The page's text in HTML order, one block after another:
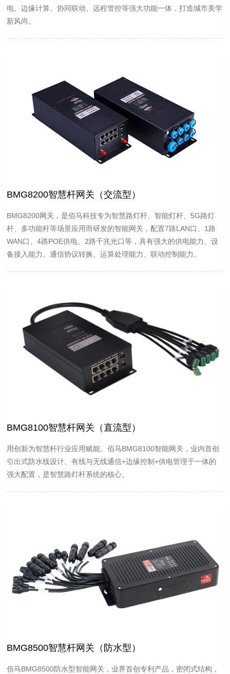
电、边缘计算、协同联动、远程管控等强大功能一体，打造城市美学
新风尚。
BMG8200智慧杆网关（交流型）
BMG8200网关，是佰马科技专为智慧路灯杆、智能灯杆、5G路灯
杆、多功能杆等场景应用而研发的智能网关，配置7路LAN口、1路
WAN口、4路POE供电、2路千兆光口等，具有强大的供电能力、设
备接入能力、通信协议转换、运算处理能力、联动控制能力。
BMG8100智慧杆网关（直流型）
用创新为智慧杆行业应用赋能。佰马BMG8100智能网关，业内首创
引出式防水线设计、有线与无线通信+边缘控制+供电管理于一体的
强大配置，是智慧路灯杆系统的核心。
BMG8500智慧杆网关（防水型）
佰马BMG8500防水型智能网关，业界首创专利产品，密闭式结构，